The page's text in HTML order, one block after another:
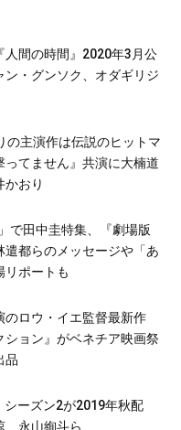
人間の時間』2020年3月公
・グンソク、オダギリジ
の主演作は伝説のヒットマ
ってません』共演に大楠道
かおり
で田中圭特集、『劇場版
遣都らのメッセージや「あ
リポートも
のロウ・イエ監督最新作
ション』がベネチア映画祭
品
シーズン2が2019年秋配
、永山絢斗ら